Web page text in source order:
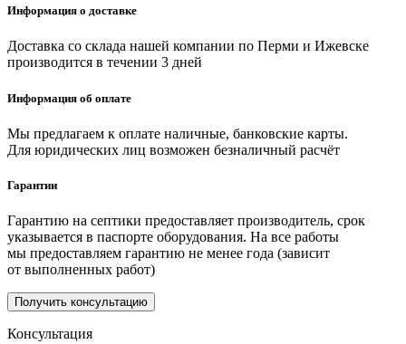
Информация о доставке
Доставка со склада нашей компании по Перми и Ижевске
производится в течении 3 дней
Информация об оплате
Мы предлагаем к оплате наличные, банковские карты.
Для юридических лиц возможен безналичный расчёт
Гарантии
Гарантию на септики предоставляет производитель, срок
указывается в паспорте оборудования. На все работы
мы предоставляем гарантию не менее года (зависит
от выполненных работ)
Получить консультацию
Консультация